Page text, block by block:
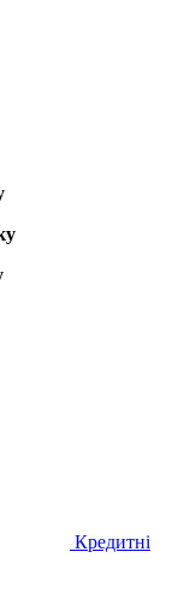
Кредитні